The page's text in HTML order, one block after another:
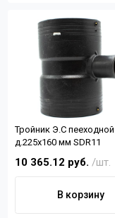
Тройник Э.С пееходной
д.225х160 мм SDR11
10 365.12 руб. /шт.
В корзину